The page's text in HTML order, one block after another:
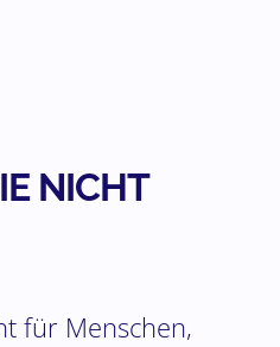
NICHT
für Menschen,